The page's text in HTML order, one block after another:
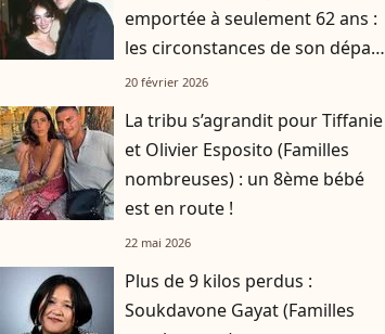
emportée à seulement 62 ans :
les circonstances de son départ
connues
20 février 2026
La tribu s’agrandit pour Tiffanie
et Olivier Esposito (Familles
nombreuses) : un 8ème bébé
est en route !
22 mai 2026
Plus de 9 kilos perdus :
Soukdavone Gayat (Familles